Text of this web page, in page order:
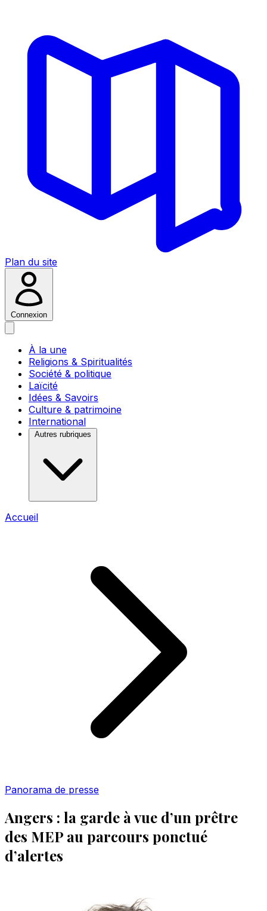
Plan du site
Connexion
À la une
Religions & Spiritualités
Société & politique
Laïcité
Idées & Savoirs
Culture & patrimoine
International
Autres rubriques
Accueil
Panorama de presse
Angers : la garde à vue d’un prêtre
des MEP au parcours ponctué
d’alertes